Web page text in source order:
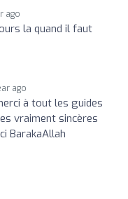
ago
la quand il faut
ago
à tout les guides
vraiment sincères
BarakaAllah